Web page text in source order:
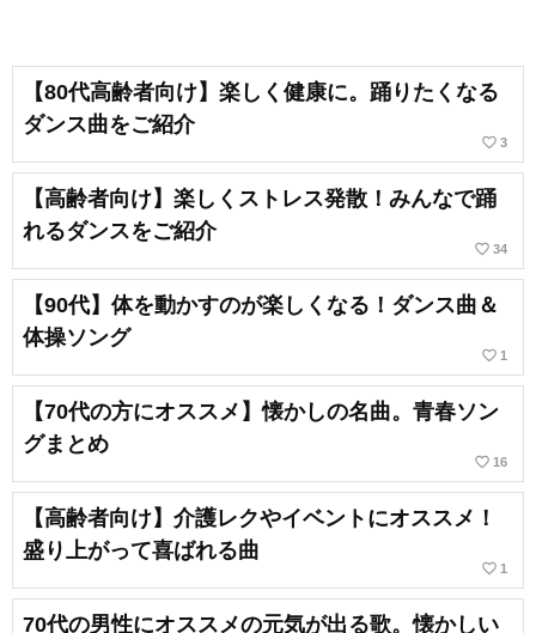
【80代高齢者向け】楽しく健康に。踊りたくなる
ダンス曲をご紹介
favorite_border 3
【高齢者向け】楽しくストレス発散！みんなで踊
れるダンスをご紹介
favorite_border 34
【90代】体を動かすのが楽しくなる！ダンス曲＆
体操ソング
favorite_border 1
【70代の方にオススメ】懐かしの名曲。青春ソン
グまとめ
favorite_border 16
【高齢者向け】介護レクやイベントにオススメ！
盛り上がって喜ばれる曲
favorite_border 1
70代の男性にオススメの元気が出る歌。懐かしい